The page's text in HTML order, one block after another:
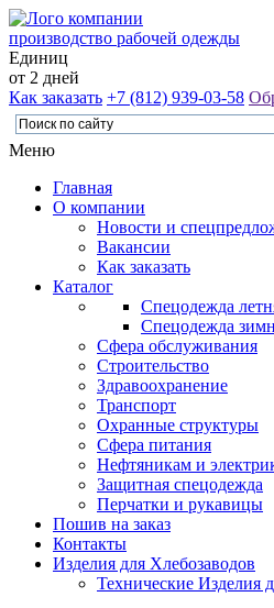
производство рабочей одежды
Единиц
от 2 дней
Как заказать +7 (812) 939-03-58
Меню
Главная
О компании
Новости и
Вакансии
Как заказать
Каталог
Спецодежда
Спецодежда
Сфера обслуживания
Строительство
Здравоохранение
Транспорт
Охранные структуры
Сфера питания
Нефтяникам и
Защитная спецодежда
Перчатки и рукавицы
Пошив на заказ
Контакты
Изделия для Хлебозаводов
Технические Изделия